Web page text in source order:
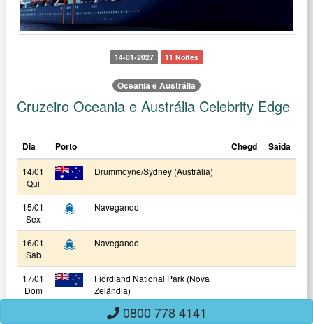
14-01-2027 11 Noites
Oceania e Austrália
Cruzeiro Oceania e Austrália Celebrity Edge
Dia Porto Chegd Saída
14/01
Qui
Drummoyne/Sydney (Austrália)
15/01
Sex
Navegando
16/01
Sab
Navegando
17/01
Dom
Fiordland National Park (Nova
Zelândia)
Dunedin (Nova Zelândia)
0800 778 4141